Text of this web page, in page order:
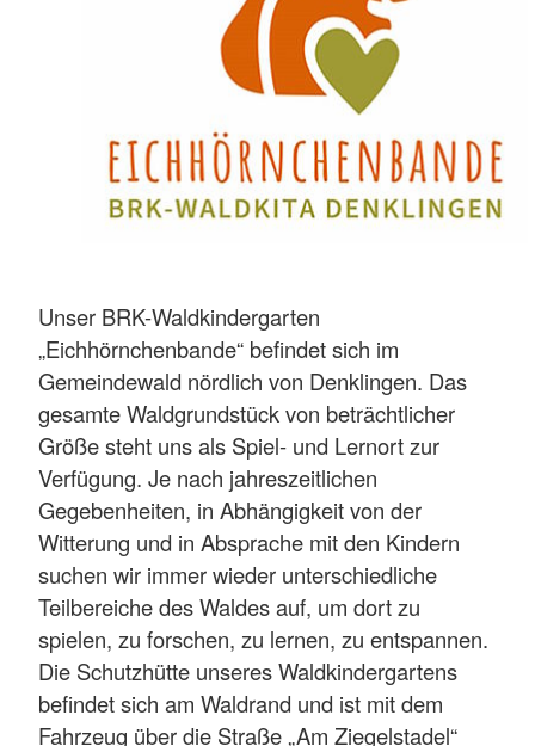
Unser BRK-Waldkindergarten
„Eichhörnchenbande“ befindet sich im
Gemeindewald nördlich von Denklingen. Das
gesamte Waldgrundstück von beträchtlicher
Größe steht uns als Spiel- und Lernort zur
Verfügung. Je nach jahreszeitlichen
Gegebenheiten, in Abhängigkeit von der
Witterung und in Absprache mit den Kindern
suchen wir immer wieder unterschiedliche
Teilbereiche des Waldes auf, um dort zu
spielen, zu forschen, zu lernen, zu entspannen.
Die Schutzhütte unseres Waldkindergartens
befindet sich am Waldrand und ist mit dem
Fahrzeug über die Straße „Am Ziegelstadel“